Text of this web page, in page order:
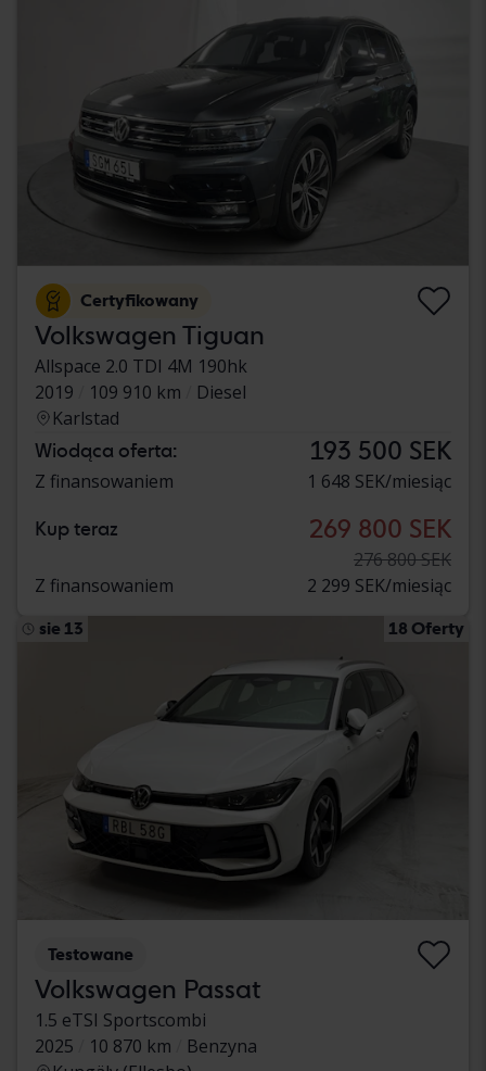
Certyfikowany
Volkswagen Tiguan
Allspace 2.0 TDI 4M 190hk
2019
109 910 km
Diesel
Karlstad
Wiodąca oferta: 193 500 SEK
Z finansowaniem 1 648 SEK/miesiąc
Kup teraz 269 800 SEK
276 800 SEK
Z finansowaniem
2 299 SEK/miesiąc
sie 13 18 Oferty
Testowane
Volkswagen Passat
1.5 eTSI Sportscombi
2025
10 870 km
Benzyna